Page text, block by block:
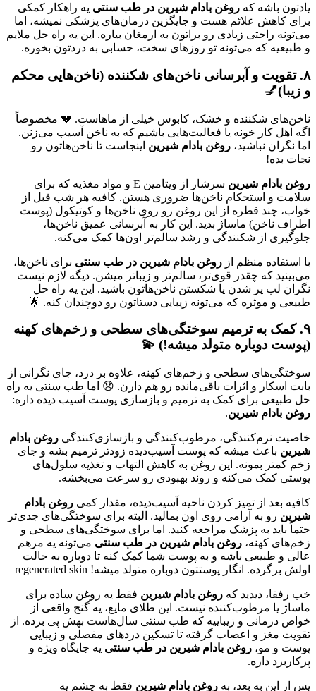
یادتون باشه که روغن بادام شیرین در طب سنتی یه راهکار کمکی
برای کاهش علائم هست و جایگزین درمان‌های پزشکی نمیشه، اما
می‌تونه راحتی زیادی رو براتون به ارمغان بیاره. این یه راه حل ملایم
و طبیعیه که می‌تونه تو روزهای سخت، حسابی به دردتون بخوره.
۸. تقویت و آبرسانی ناخن‌های شکننده (ناخن‌هایی محکم
و زیبا)💅
ناخن‌های شکننده و خشک، کابوس خیلی از ماهاست. 💔 مخصوصاً
اگه اهل کار خونه یا فعالیت‌هایی باشیم که به ناخن آسیب می‌زنن.
اما نگران نباشید، روغن بادام شیرین اینجاست تا ناخن‌هاتون رو
نجات بده!
روغن بادام شیرین
سرشار از ویتامین E و مواد مغذیه که برای
سلامت و استحکام ناخن‌ها ضروری هستن. کافیه هر شب قبل از
خواب، چند قطره از این روغن رو روی ناخن‌ها و کوتیکول (پوست
اطراف ناخن) ماساژ بدید. این کار به آبرسانی عمیق ناخن‌ها،
جلوگیری از شکنندگی و رشد سالم‌تر اون‌ها کمک می‌کنه.
با استفاده منظم از روغن بادام شیرین در طب سنتی برای ناخن‌ها،
می‌بینید که چقدر قوی‌تر، سالم‌تر و زیباتر میشن. دیگه لازم نیست
نگران لب پر شدن یا شکستن ناخن‌هاتون باشید. این یه راه حل
طبیعی و موثره که می‌تونه زیبایی دستاتون رو دوچندان کنه. 🌟
۹. کمک به ترمیم سوختگی‌های سطحی و زخم‌های کهنه
(پوست دوباره متولد میشه!) 💫
سوختگی‌های سطحی و زخم‌های کهنه، علاوه بر درد، جای نگرانی از
بابت اسکار و اثرات باقی‌مانده رو هم دارن. 😞 اما طب سنتی یه راه
حل طبیعی برای کمک به ترمیم و بازسازی پوست آسیب دیده داره:
روغن بادام شیرین.
خاصیت نرم‌کنندگی، مرطوب‌کنندگی و بازسازی‌کنندگی روغن بادام
شیرین باعث میشه که پوست آسیب‌دیده زودتر ترمیم بشه و جای
زخم کمتر بمونه. این روغن به کاهش التهاب و تغذیه سلول‌های
پوستی کمک می‌کنه و روند بهبودی رو سرعت می‌بخشه.
کافیه بعد از تمیز کردن ناحیه آسیب‌دیده، مقدار کمی روغن بادام
شیرین رو به آرامی روی اون بمالید. البته برای سوختگی‌های جدی‌تر
حتماً باید به پزشک مراجعه کنید. اما برای سوختگی‌های سطحی و
زخم‌های کهنه، روغن بادام شیرین در طب سنتی می‌تونه یه مرهم
عالی و طبیعی باشه و به پوست شما کمک کنه تا دوباره به حالت
اولش برگرده. انگار پوستتون دوباره متولد میشه! regenerated skin
خب رفقا، دیدید که روغن بادام شیرین فقط یه روغن ساده برای
ماساژ یا مرطوب‌کننده نیست. این طلای مایع، یه گنج واقعی از
خواص درمانی و زیباییه که طب سنتی سال‌هاست بهش پی برده. از
تقویت مغز و اعصاب گرفته تا تسکین دردهای مفصلی و زیبایی
پوست و مو، روغن بادام شیرین در طب سنتی یه جایگاه ویژه و
پرکاربرد داره.
پس از این به بعد، به روغن بادام شیرین فقط به چشم یه